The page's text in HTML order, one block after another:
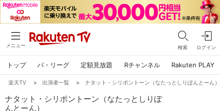
メニュー 検索 ログイン
トップ パ・リーグ 定額見放題 Rチャンネル Rakuten PLAY
楽天TV > 出演者一覧 > ナタット・シリポントーン（なたっとしりぽんとーん）
ナタット・シリポントーン（なたっとしりぽ
んとーん）